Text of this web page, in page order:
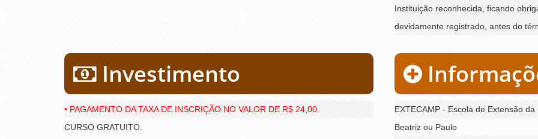
Instituição reconhecida, ficando
devidamente registrado, antes do
Investimento
• PAGAMENTO DA TAXA DE INSCRIÇÃO NO VALOR DE R$ 24,00.
CURSO GRATUITO.
EXTECAMP - Escola de Extensão da
Beatriz ou Paulo